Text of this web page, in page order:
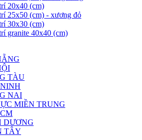
20x40 (cm)
25x50 (cm) - xương đỏ
30x30 (cm)
granite 40x40 (cm)
TÀU
NAI
MIỀN TRUNG
DƯƠNG
TÂY